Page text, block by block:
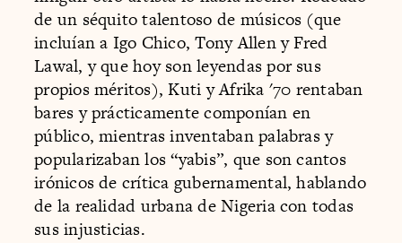
de un séquito talentoso de músicos (que
incluían a Igo Chico, Tony Allen y Fred
Lawal, y que hoy son leyendas por sus
propios méritos), Kuti y Afrika '70 rentaban
bares y prácticamente componían en
público, mientras inventaban palabras y
popularizaban los “yabis”, que son cantos
irónicos de crítica gubernamental, hablando
de la realidad urbana de Nigeria con todas
sus injusticias.